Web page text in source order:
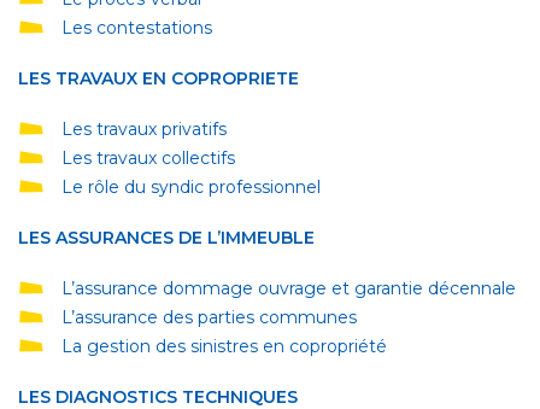
Les contestations
LES TRAVAUX EN COPROPRIETE
Les travaux privatifs
Les travaux collectifs
Le rôle du syndic professionnel
LES ASSURANCES DE L’IMMEUBLE
L’assurance dommage ouvrage et garantie décennale
L’assurance des parties communes
La gestion des sinistres en copropriété
LES DIAGNOSTICS TECHNIQUES